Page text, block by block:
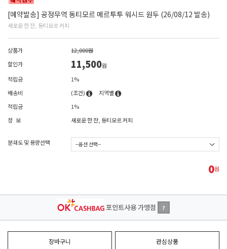
[예약발송] 공정무역 동티모르 메르투투 워시드 원두 (26/08/12 발송)
새로운 한 잔, 동티모르 커피
상품가
12,000원
할인가
11,500원
적립금
1%
배송비
(조건)
지역별
적립금
1%
정 보
새로운 한 잔, 동티모르 커피
분쇄도 및 용량선택
0원
포인트사용 가맹점 ?
장바구니 관심상품